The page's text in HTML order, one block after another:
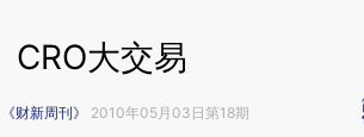
CRO大交易
《财新周刊》 2010年05月03日第18期